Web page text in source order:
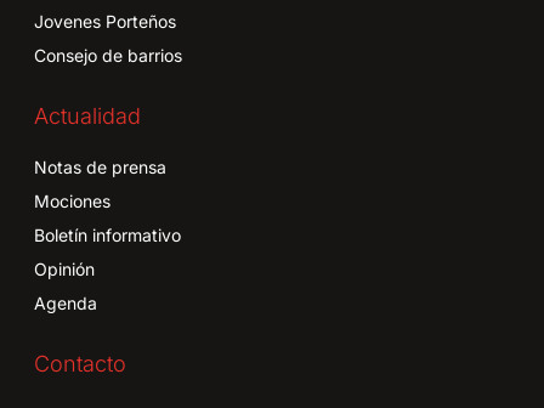
Jovenes Porteños
Consejo de barrios
Actualidad
Notas de prensa
Mociones
Boletín informativo
Opinión
Agenda
Contacto